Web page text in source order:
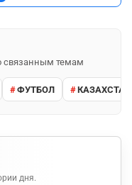
связанным темам
ФУТБОЛ КАЗАХСТАН
дня.